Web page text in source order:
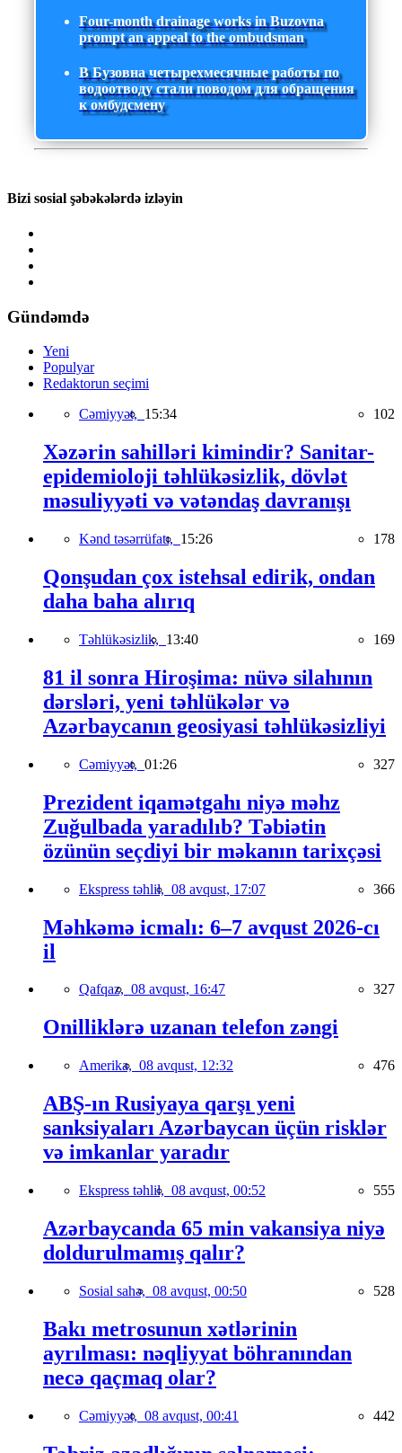
Four-month drainage works in Buzovna
prompt an appeal to the ombudsman
В Бузовна четырехмесячные работы по
водоотводу стали поводом для обращения
к омбудсмену
Bizi sosial şəbəkələrdə izləyin
Gündəmdə
Yeni
Populyar
Redaktorun seçimi
Cəmiyyət, 15:34 102
Xəzərin sahilləri kimindir? Sanitar-
epidemioloji təhlükəsizlik, dövlət
məsuliyyəti və vətəndaş davranışı
Kənd təsərrüfatı, 15:26 178
Qonşudan çox istehsal edirik, ondan
daha baha alırıq
Təhlükəsizlik, 13:40 169
81 il sonra Hiroşima: nüvə silahının
dərsləri, yeni təhlükələr və
Azərbaycanın geosiyasi təhlükəsizliyi
Cəmiyyət, 01:26 327
Prezident iqamətgahı niyə məhz
Zuğulbada yaradılıb? Təbiətin
özünün seçdiyi bir məkanın tarixçəsi
Ekspress təhlil, 08 avqust, 17:07 366
Məhkəmə icmalı: 6–7 avqust 2026-cı
il
Qafqaz, 08 avqust, 16:47 327
Onilliklərə uzanan telefon zəngi
Amerika, 08 avqust, 12:32 476
ABŞ-ın Rusiyaya qarşı yeni
sanksiyaları Azərbaycan üçün risklər
və imkanlar yaradır
Ekspress təhlil, 08 avqust, 00:52 555
Azərbaycanda 65 min vakansiya niyə
doldurulmamış qalır?
Sosial sahə, 08 avqust, 00:50 528
Bakı metrosunun xətlərinin
ayrılması: nəqliyyat böhranından
necə qaçmaq olar?
Cəmiyyət, 08 avqust, 00:41 442